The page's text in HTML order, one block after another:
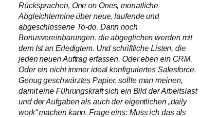
Rücksprachen, One on Ones, monatliche
Abgleichtermine über neue, laufende und
abgeschlossene To-do. Dann noch
Bonusvereinbarungen, die abgeglichen werden mit
dem Ist an Erledigtem. Und schriftliche Listen, die
jeden neuen Auftrag erfassen. Oder eben ein CRM.
Oder ein nicht immer ideal konfiguriertes Salesforce.
Genug geschwärztes Papier, sollte man meinen,
damit eine Führungskraft sich ein Bild der Arbeitslast
und der Aufgaben als auch der eigentlichen „daily
work“ machen kann. Frage eins: Muss ich das als